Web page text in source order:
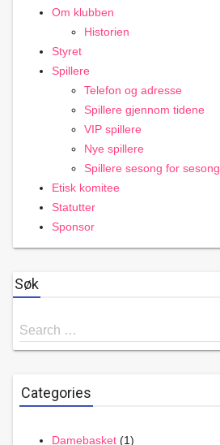
Om klubben
Historien
Styret
Spillere
Telefon og adresse
Spillere gjennom tidene
VIP spillere
Nye spillere
Spillere sesong for sesong
Etisk komitee
Statutter
Sponsor
Søk
Search
for
Search …
Categories
Damebasket (1)